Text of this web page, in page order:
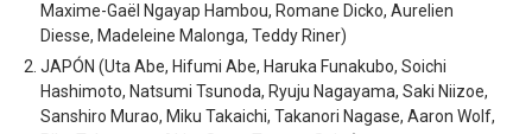
Maxime-Gaël Ngayap Hambou, Romane Dicko, Aurelien
Diesse, Madeleine Malonga, Teddy Riner)
JAPÓN (Uta Abe, Hifumi Abe, Haruka Funakubo, Soichi
Hashimoto, Natsumi Tsunoda, Ryuju Nagayama, Saki Niizoe,
Sanshiro Murao, Miku Takaichi, Takanori Nagase, Aaron Wolf,